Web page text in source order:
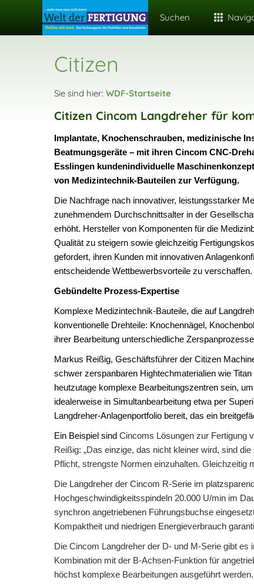
Suchen
Citizen
Sie sind hier: WDF-Startseite
Citizen Cincom Langdreher für
Implantate, Knochenschrauben, medizinische
Beatmungsgeräte – mit ihren Cincom CNC-
Esslingen kundenindividuelle
von Medizintechnik-Bauteilen zur Verfügung.
Die Nachfrage nach innovativer, leistungsstarker
zunehmendem Durchschnittsalter in der
erhöht. Hersteller von Komponenten für die
Qualität zu steigern sowie gleichzeitig
gefordert, ihren Kunden mit innovativen
entscheidende Wettbewerbsvorteile zu verschaffen.
Gebündelte Prozess-Expertise
Komplexe Medizintechnik-Bauteile, die auf
konventionelle Drehteile: Knochennägel,
ihrer Bearbeitung unterschiedliche
Markus Reißig, Geschäftsführer der Citizen
schwer zerspanbaren Hightechmaterialien wie
heutzutage komplexe Bearbeitungszentren sein,
idealerweise in Simultanbearbeitung etwa per
Langdreher-Anlagenportfolio bereit, das ein
Ein Beispiel sind Cincoms Lösungen zur Fertigung
Reißig: „Das einzige, das nicht kleiner wird, sind
Pflicht, strengste Normen einzuhalten. Gleichzeitig
Die Langdreher der Cincom R-Serie im
Hochgeschwindigkeitsspindeln 20.000 U/min im
synchron angetriebenen Führungsbuchse
Kompaktheit und niedrigen Energieverbrauch
Die Cincom Langdreher der D- und M-Serie gibt
Kombination mit der B-Achsen-Funktion für
höchst komplexe Bearbeitungen ausgeführt werden.